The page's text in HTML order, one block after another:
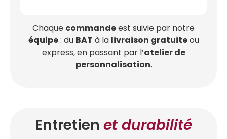
Chaque commandeest suivie par notre
équipe: du BAT à la livraison gratuiteou
express, en passant par l’atelier de
personnalisation.
Entretien et durabilité